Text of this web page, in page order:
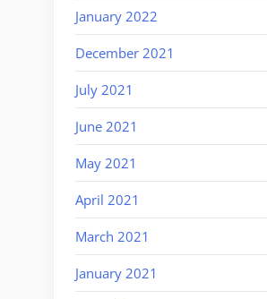
January 2022
December 2021
July 2021
June 2021
May 2021
April 2021
March 2021
January 2021